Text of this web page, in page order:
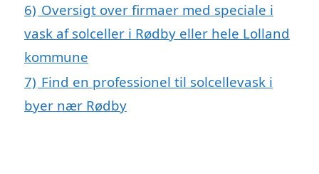
6) Oversigt over firmaer med speciale i
vask af solceller i Rødby eller hele Lolland
kommune
7) Find en professionel til solcellevask i
byer nær Rødby